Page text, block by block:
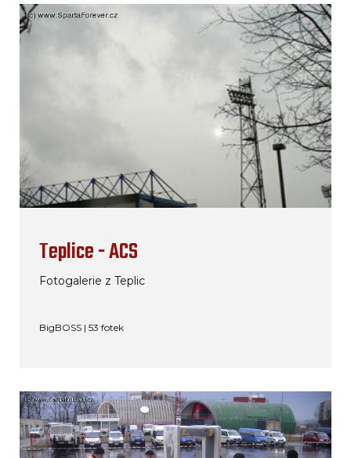
Teplice - ACS
Fotogalerie z Teplic
BigBOSS | 53 fotek